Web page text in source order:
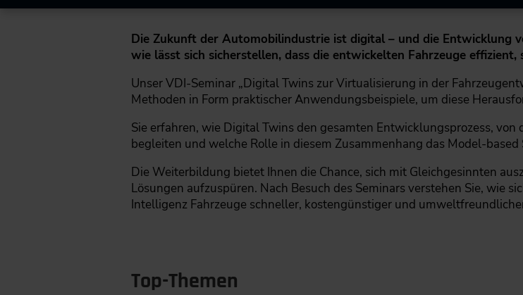
Die Zukunft der Automobilindustrie ist digital – und die Entwicklung
wie lässt sich sicherstellen, dass die entwickelten Fahrzeuge
Unser VDI-Seminar „Digital Twins zur Virtualisierung in der
Methoden in Form praktischer Anwendungsbeispiele, um diese
Sie erfahren, wie Digital Twins den gesamten Entwicklungsprozess,
begleiten und welche Rolle in diesem Zusammenhang das Model-
Die Weiterbildung bietet Ihnen die Chance, sich mit Gleichgesinnten
Lösungen aufzuspüren. Nach Besuch des Seminars verstehen Sie, wie
Intelligenz Fahrzeuge schneller, kostengünstiger und
Top-Themen